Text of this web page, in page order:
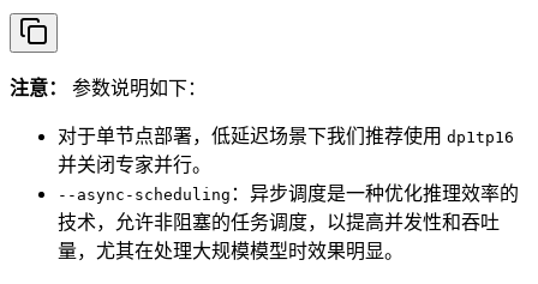
注意： 参数说明如下：
对于单节点部署，低延迟场景下我们推荐使用 dp1tp16
并关闭专家并行。
--async-scheduling ：异步调度是一种优化推理效率的
技术，允许非阻塞的任务调度，以提高并发性和吞吐
量，尤其在处理大规模模型时效果明显。